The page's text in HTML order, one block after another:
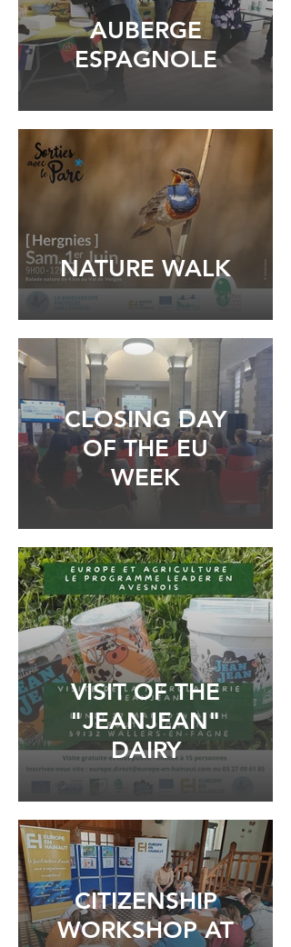
AUBERGE
ESPAGNOLE
NATURE WALK
CLOSING DAY
OF THE EU
WEEK
VISIT OF THE
"JEANJEAN"
DAIRY
CITIZENSHIP
WORKSHOP AT